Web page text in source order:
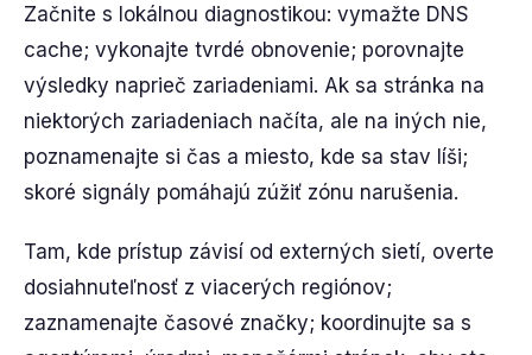
Začnite s lokálnou diagnostikou: vymažte DNS
cache; vykonajte tvrdé obnovenie; porovnajte
výsledky naprieč zariadeniami. Ak sa stránka na
niektorých zariadeniach načíta, ale na iných nie,
poznamenajte si čas a miesto, kde sa stav líši;
skoré signály pomáhajú zúžiť zónu narušenia.
Tam, kde prístup závisí od externých sietí, overte
dosiahnuteľnosť z viacerých regiónov;
zaznamenajte časové značky; koordinujte sa s